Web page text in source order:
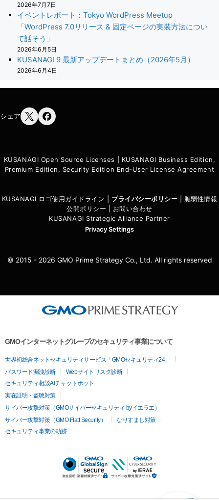
2026年7月7日
イベントレポート：Tokyo WordPress Meetup
「WordPress 7.0リリース & 固定ページの実装方法につい
て話そう」
2026年6月5日
KUSANAGI 9 最新アップデートまとめ（2026年5月）
2026年6月4日
シェア
KUSANAGI Open Source Licenses
KUSANAGI Business Edition,
Premium Edition, Security Edition End-User License Agreement
KUSANAGI ロゴ使用ガイドライン プライバシーポリシー
脆弱性情報
公開ポリシー
お問い合わせ
KUSANAGI Strategic Alliance Partner
Privacy Settings
© 2015 - 2026 GMO Prime Strategy Co., Ltd. All rights reserved
GMOインターネットグループのセキュリティ事業について
世界初総合ネットセキュリティサービス「GMOセキュリティ24」
パスワード漏洩診断
Webサイトリスク診断
セキュリティ相談AIチャットボット
実在証明・盗聴対策
サイバー攻撃対策（GMOサイバーセキュリティ byイエラエ）
サイバー攻撃対策（GMO Flatt Security）
なりすまし対策
セキュリティ事業の軌跡